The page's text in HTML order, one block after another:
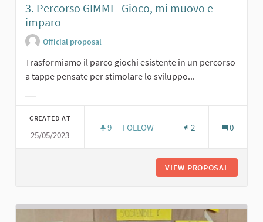
3. Percorso GIMMI - Gioco, mi muovo e
imparo
Official proposal
Trasformiamo il parco giochi esistente in un percorso
a tappe pensate per stimolare lo sviluppo...
CREATED AT
25/05/2023
9 9 FOLLOWERS
FOLLOW 2 0
VIEW PROPOSAL